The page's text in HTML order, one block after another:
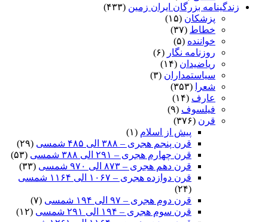
زندگینامه بزرگان ایران زمین (۴۳۳)
پزشکان (۱۵)
خطاط (۳۷)
خواننده (۵)
روزنامه نگار (۶)
ریاضیدان (۱۴)
سیاستمداران (۳)
شعرا
(۳۵۳)
عارف (۱۴)
فیلسوف (۹)
قرن (۳۷۶)
پیش از اسلام (۱)
قرن پنجم هجری – ۳۸۸ الی ۴۸۵ شمسی
(۲۹)
قرن چهارم هجری – ۲۹۱ الی ۳۸۸ شمسی
(۵۳)
قرن دهم هجری – ۸۷۳ الی ۹۷۰ شمسی
(۳۳)
قرن دوازده هجری – ۱۰۶۷ الی ۱۱۶۴ شمسی
(۲۴)
قرن دوم هجری – ۹۷ الی ۱۹۴ شمسی
(۷)
قرن سوم هجری – ۱۹۴ الی ۲۹۱ شمسی
(۱۲)